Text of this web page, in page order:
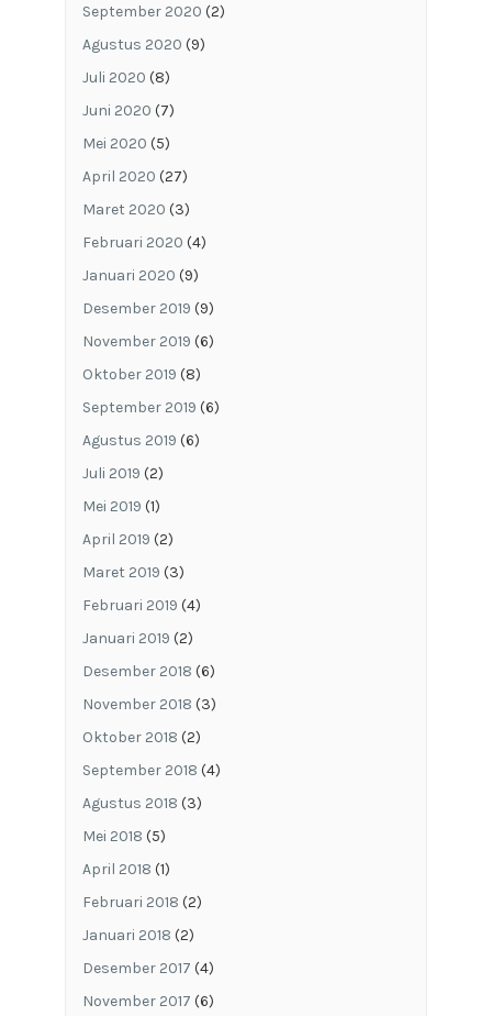
September 2020 (2)
Agustus 2020 (9)
Juli 2020 (8)
Juni 2020 (7)
Mei 2020 (5)
April 2020 (27)
Maret 2020 (3)
Februari 2020 (4)
Januari 2020 (9)
Desember 2019 (9)
November 2019 (6)
Oktober 2019 (8)
September 2019 (6)
Agustus 2019 (6)
Juli 2019 (2)
Mei 2019 (1)
April 2019 (2)
Maret 2019 (3)
Februari 2019 (4)
Januari 2019 (2)
Desember 2018 (6)
November 2018 (3)
Oktober 2018 (2)
September 2018 (4)
Agustus 2018 (3)
Mei 2018 (5)
April 2018 (1)
Februari 2018 (2)
Januari 2018 (2)
Desember 2017 (4)
November 2017 (6)